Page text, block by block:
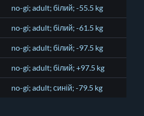
no-gi; adult; білий; -55.5 kg
no-gi; adult; білий; -61.5 kg
no-gi; adult; білий; -97.5 kg
no-gi; adult; білий; +97.5 kg
no-gi; adult; синій; -79.5 kg